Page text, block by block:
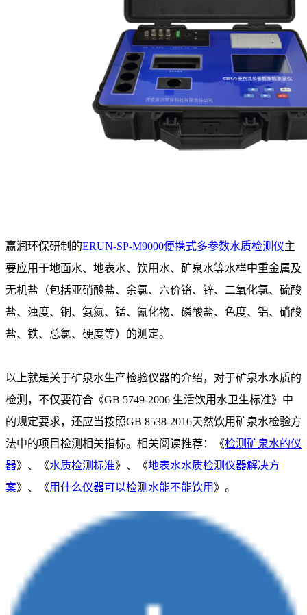
赢润环保研制的ERUN-SP-M9000便携式多参数水质检测仪主
要应用于地面水、地表水、饮用水、矿泉水等水样中重金属及
无机盐（包括亚硝酸盐、余氯、六价铬、锌、二氧化氯、硫酸
盐、浊度、铜、氨氮、锰、氰化物、磷酸盐、色度、铝、硝酸
盐、铁、总氯、硬度等）的测定。
以上就是关于矿泉水生产检验仪器的介绍，对于矿泉水水质的
检测，不仅要符合《GB 5749-2006 生活饮用水卫生标准》中
的规定要求，还应当按照GB 8538-2016天然饮用矿泉水检验方
法中的项目检测相关指标。相关阅读推荐：《检测矿泉水的仪
器》、《水质检测标准》、《地表水水质检测仪器解决方
案》、《用什么仪器可以检测水能不能饮用 》。